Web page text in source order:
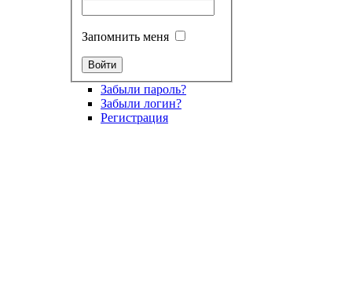
Запомнить меня
Забыли пароль?
Забыли логин?
Регистрация